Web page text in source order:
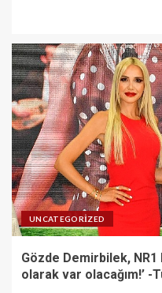
2
3
UNCATEGORIZED
Gözde Demirbilek, NR1
olarak var olacağım!’ -